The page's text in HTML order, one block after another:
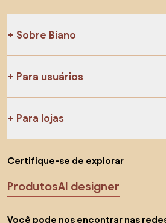
Sobre Biano
Para usuários
Para lojas
Certifique-se de explorar
ProdutosAI designer
Você pode nos encontrar nas